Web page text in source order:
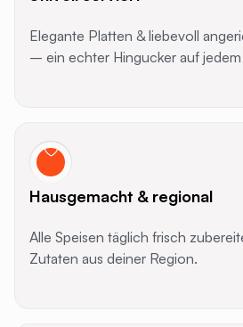
Elegante Platten & liebevoll
– ein echter Hingucker auf
Hausgemacht & regional
Alle Speisen täglich frisch
Zutaten aus deiner Region.